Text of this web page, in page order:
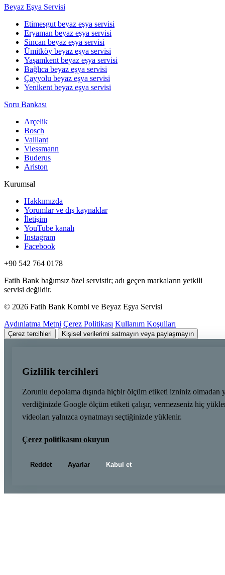
Beyaz Eşya Servisi
Etimesgut beyaz eşya servisi
Eryaman beyaz eşya servisi
Sincan beyaz eşya servisi
Ümitköy beyaz eşya servisi
Yaşamkent beyaz eşya servisi
Bağlıca beyaz eşya servisi
Çayyolu beyaz eşya servisi
Yenikent beyaz eşya servisi
Soru Bankası
Arçelik
Bosch
Vaillant
Viessmann
Buderus
Ariston
Kurumsal
Hakkımızda
Yorumlar ve dış kaynaklar
İletişim
YouTube kanalı
Instagram
Facebook
+90 542 764 0178
Fatih Bank bağımsız özel servistir; adı geçen markaların yetkili
servisi değildir.
© 2026 Fatih Bank Kombi ve Beyaz Eşya Servisi
Aydınlatma Metni Çerez Politikası Kullanım Koşulları
Çerez tercihleri Kişisel verilerimi satmayın veya paylaşmayın
Gizlilik tercihleri
Zorunlu depolama dışında hiçbir ölçüm etiketi izniniz olmadan
verdiğinizde Google ölçüm etiketi çalışır, vermezseniz hiç
videoları yalnızca oynatmayı seçtiğinizde yüklenir.
Çerez politikasını okuyun
Reddet Ayarlar Kabul et